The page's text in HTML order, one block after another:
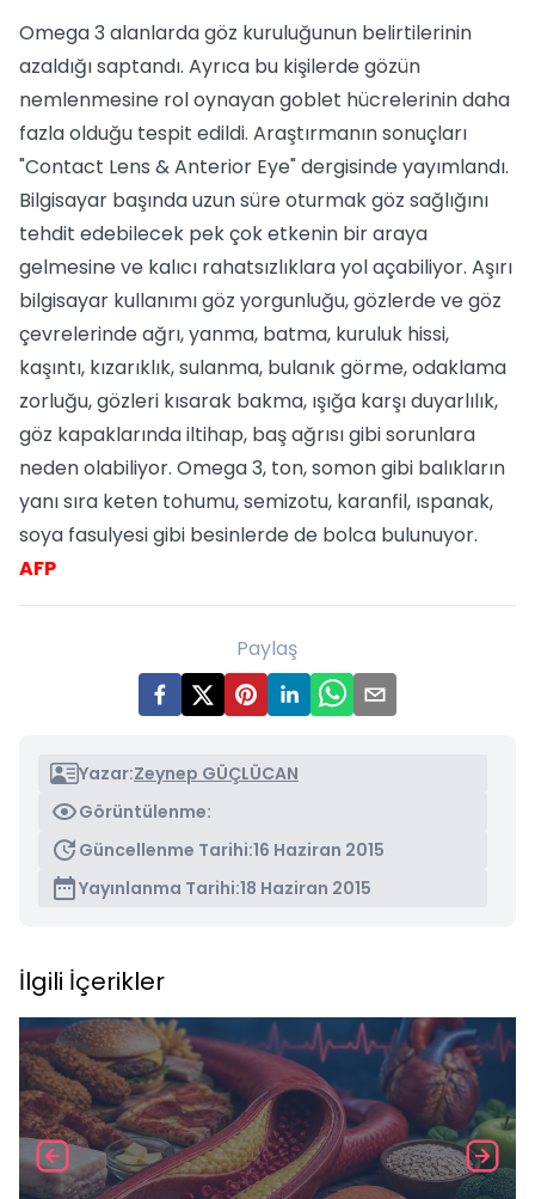
Omega 3 alanlarda göz kuruluğunun belirtilerinin
azaldığı saptandı. Ayrıca bu kişilerde gözün
nemlenmesine rol oynayan goblet hücrelerinin daha
fazla olduğu tespit edildi. Araştırmanın sonuçları
"Contact Lens & Anterior Eye" dergisinde yayımlandı.
Bilgisayar başında uzun süre oturmak göz sağlığını
tehdit edebilecek pek çok etkenin bir araya
gelmesine ve kalıcı rahatsızlıklara yol açabiliyor. Aşırı
bilgisayar kullanımı göz yorgunluğu, gözlerde ve göz
çevrelerinde ağrı, yanma, batma, kuruluk hissi,
kaşıntı, kızarıklık, sulanma, bulanık görme, odaklama
zorluğu, gözleri kısarak bakma, ışığa karşı duyarlılık,
göz kapaklarında iltihap, baş ağrısı gibi sorunlara
neden olabiliyor. Omega 3, ton, somon gibi balıkların
yanı sıra keten tohumu, semizotu, karanfil, ıspanak,
soya fasulyesi gibi besinlerde de bolca bulunuyor.
AFP
Paylaş
Yazar:Zeynep GÜÇLÜCAN
Görüntülenme:
Güncellenme Tarihi:16 Haziran 2015
Yayınlanma Tarihi:18 Haziran 2015
İlgili İçerikler